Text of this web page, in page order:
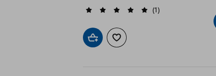
(1)
Добави в кошницата
Добави към списъка с любими